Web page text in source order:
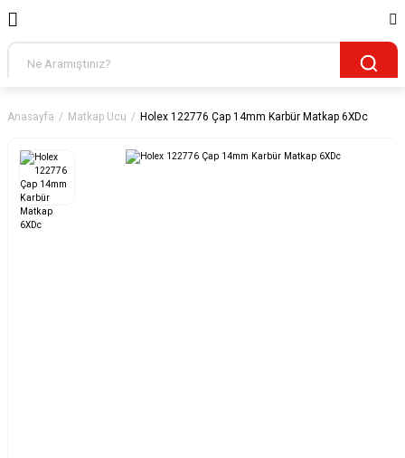
Anasayfa Matkap Ucu Holex 122776 Çap 14mm Karbür Matkap 6XDc